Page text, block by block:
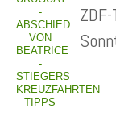
-
ABSCHIED
VON
BEATRICE
-
STIEGERS
KREUZFAHRTEN
TIPPS